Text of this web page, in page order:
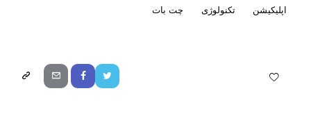
اپلیکیشن تکنولوژی چت بات